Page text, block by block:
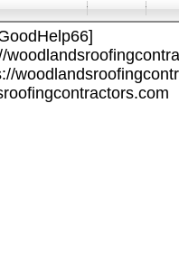
-
-
-
-
-
-
-
-
-
-
-
-
-
-
-
-